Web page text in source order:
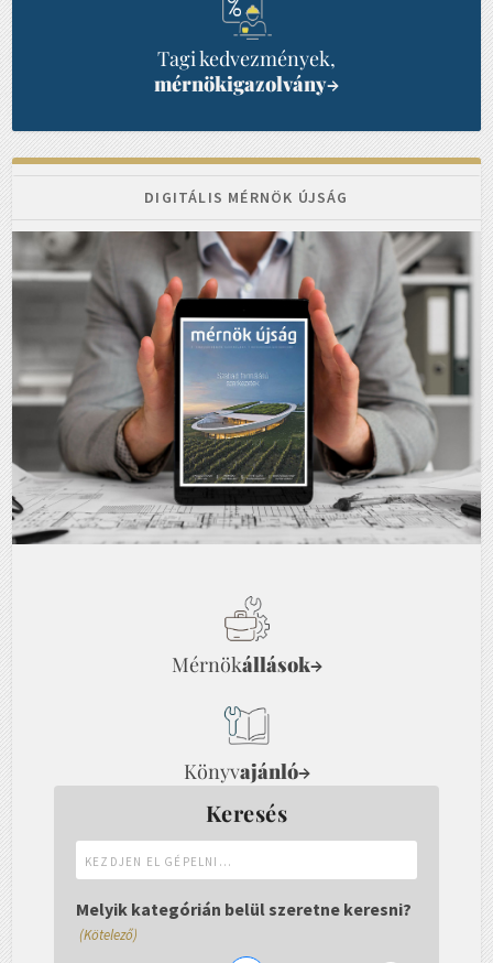
Tagi kedvezmények,
mérnökigazolvány→
DIGITÁLIS MÉRNÖK ÚJSÁG
Mérnökállások→
Könyvajánló→
Keresés
el
gépelni...
Melyik kategórián belül szeretne keresni?
(Kötelező)